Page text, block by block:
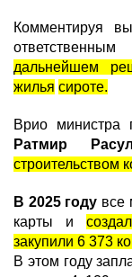
Комментируя
дальнейшем
жилья сироте.
Врио министра
Ратмир
строительством
В 2025 году все
карты и
закупили 6 373
В этом году